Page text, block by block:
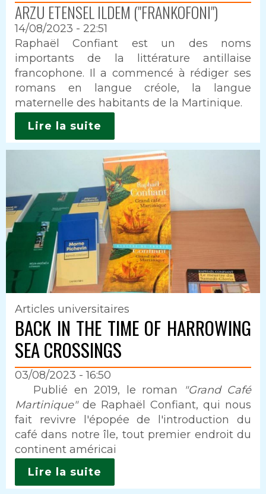
ARZU ETENSEL ILDEM ("FRANKOFONI")
14/08/2023 - 22:51
Intro
Raphaël Confiant est un des noms
importants de la littérature antillaise
francophone. Il a commencé à rédiger ses
romans en langue créole, la langue
maternelle des habitants de la Martinique.
Lire la suite
Articles universitaires
BACK IN THE TIME OF HARROWING
SEA CROSSINGS
03/08/2023 - 16:50
Intro
Publié en 2019, le roman
"Grand Café
Martinique" de Raphaël Confiant, qui nous
fait revivre l'épopée de l'introduction du
café dans notre île, tout premier endroit du
continent américai
Lire la suite